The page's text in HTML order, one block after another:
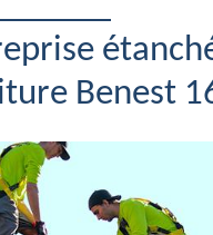
Benest